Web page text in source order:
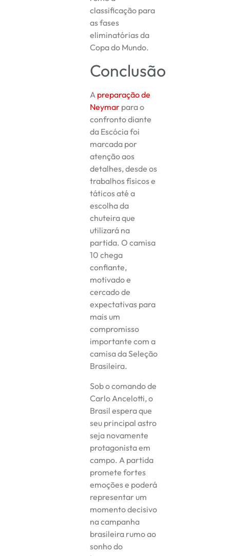
classificação para
as fases
eliminatórias da
Copa do Mundo.
Conclusão
A preparação de
Neymar para o
confronto diante
da Escócia foi
marcada por
atenção aos
detalhes, desde os
trabalhos físicos e
táticos até a
escolha da
chuteira que
utilizará na
partida. O camisa
10 chega
confiante,
motivado e
cercado de
expectativas para
mais um
compromisso
importante com a
camisa da Seleção
Brasileira.
Sob o comando de
Carlo Ancelotti, o
Brasil espera que
seu principal astro
seja novamente
protagonista em
campo. A partida
promete fortes
emoções e poderá
representar um
momento decisivo
na campanha
brasileira rumo ao
sonho do